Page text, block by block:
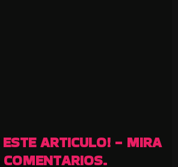
ARTICULO! - MIRA